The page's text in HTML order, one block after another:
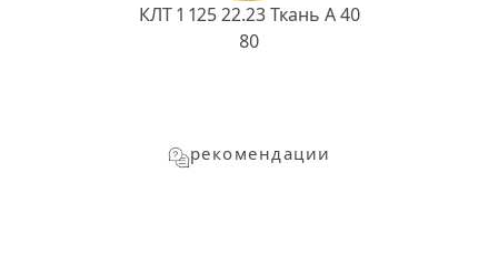
КЛТ 1 125 22.23 Ткань A 40
80
рекомендации